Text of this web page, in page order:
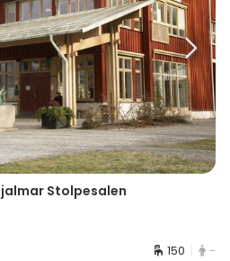
Stolpesalen
150 -